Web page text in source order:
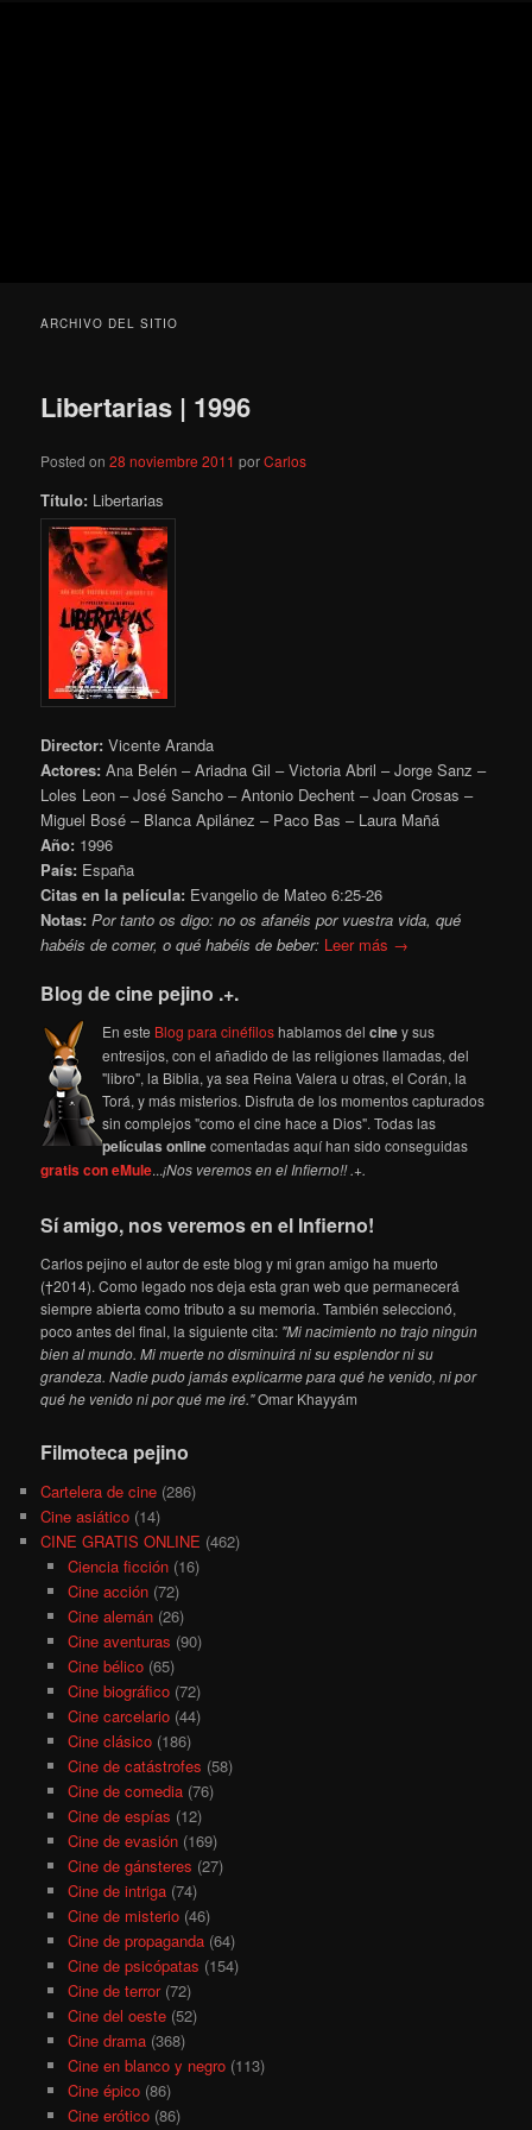
ARCHIVO DEL SITIO
Libertarias | 1996
Posted on28 noviembre 2011 porCarlos
Título: Libertarias
Director: Vicente Aranda
Actores: Ana Belén – Ariadna Gil – Victoria Abril – Jorge Sanz –
Loles Leon – José Sancho – Antonio Dechent – Joan Crosas –
Miguel Bosé – Blanca Apilánez – Paco Bas – Laura Mañá
Año: 1996
País: España
Citas en la película: Evangelio de Mateo 6:25-26
Notas: Por tanto os digo: no os afanéis por vuestra vida, qué
habéis de comer, o qué habéis de beber: Leer más →
Blog de cine pejino .+.
En este Blog para cinéfiloshablamos delciney sus
entresijos, con el añadido de las religiones llamadas, del
"libro", la Biblia, ya sea Reina Valera u otras, el Corán, la
Torá, y más misterios. Disfruta de los momentos capturados
sin complejos "como el cine hace a Dios". Todas las
películas onlinecomentadas aquí han sido conseguidas
gratis con eMule...¡Nos veremos en el Infierno!! .+.
Sí amigo, nos veremos en el Infierno!
Carlos pejino el autor de este blog y mi gran amigo ha muerto
(†2014). Como legado nos deja esta gran web que permanecerá
siempre abierta como tributo a su memoria. También seleccionó,
poco antes del final, la siguiente cita: "Mi nacimiento no trajo ningún
bien al mundo. Mi muerte no disminuirá ni su esplendor ni su
grandeza. Nadie pudo jamás explicarme para qué he venido, ni por
qué he venido ni por qué me iré."Omar Khayyám
Filmoteca pejino
Cartelera de cine (286)
Cine asiático (14)
CINE GRATIS ONLINE (462)
Ciencia ficción(16)
Cine acción(72)
Cine alemán(26)
Cine aventuras (90)
Cine bélico(65)
Cine biográfico(72)
Cine carcelario(44)
Cine clásico(186)
Cine de catástrofes (58)
Cine de comedia(76)
Cine de espías (12)
Cine de evasión(169)
Cine de gánsteres (27)
Cine de intriga(74)
Cine de misterio(46)
Cine de propaganda(64)
Cine de psicópatas (154)
Cine de terror(72)
Cine del oeste(52)
Cine drama(368)
Cine en blanco y negro(113)
Cine épico(86)
Cine erótico(86)